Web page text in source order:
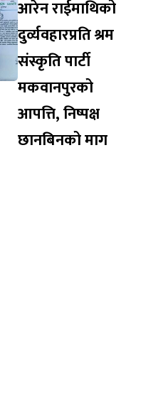
आरेन राईमाथिको
दुर्व्यवहारप्रति श्रम
संस्कृति पार्टी
मकवानपुरको
आपत्ति, निष्पक्ष
छानबिनको माग